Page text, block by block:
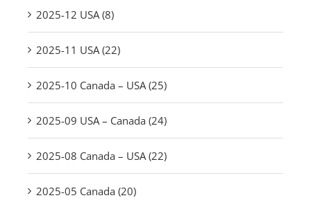
2025-12 USA (8)
2025-11 USA (22)
2025-10 Canada – USA (25)
2025-09 USA – Canada (24)
2025-08 Canada – USA (22)
2025-05 Canada (20)